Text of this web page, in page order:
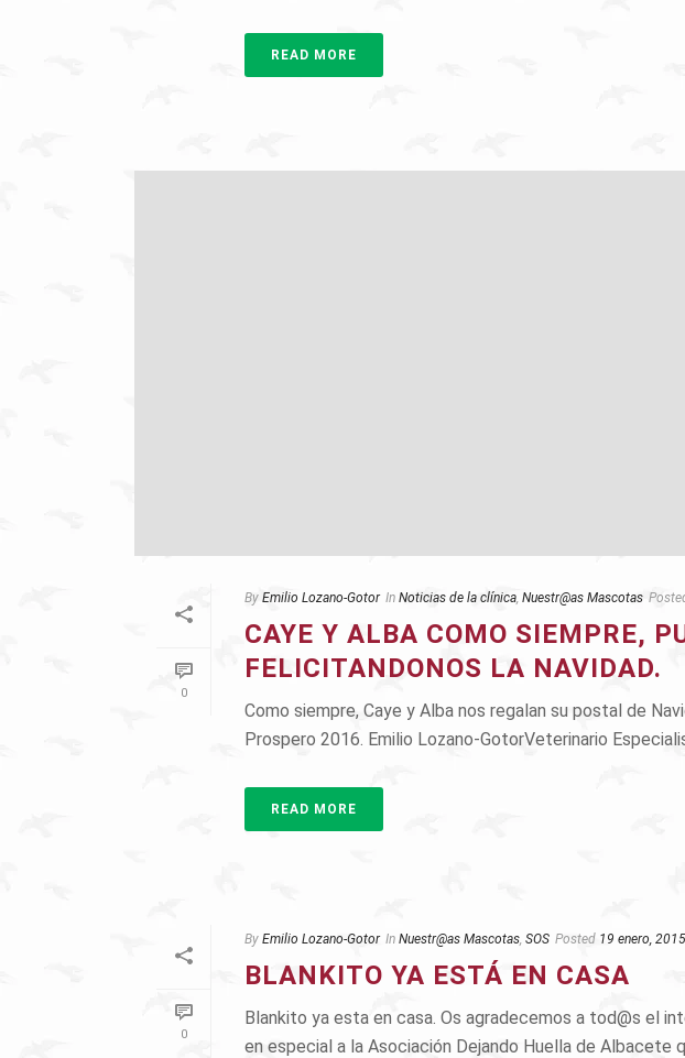
READ MORE
0
By Emilio Lozano-Gotor In Noticias de la clínica, Nuestr@as Mascotas
CAYE Y ALBA COMO SIEMPRE,
FELICITANDONOS LA NAVIDAD.
Como siempre, Caye y Alba nos regalan su postal de
Prospero 2016. Emilio Lozano-GotorVeterinario
READ MORE
0
By Emilio Lozano-Gotor In Nuestr@as Mascotas, SOS Posted 19 enero, 2015
BLANKITO YA ESTÁ EN CASA
Blankito ya esta en casa. Os agradecemos a tod@s el
en especial a la Asociación Dejando Huella de Albacete